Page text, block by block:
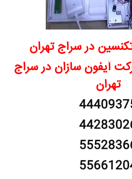
در سراج تهران
آیفون سازان در سراج
تهران